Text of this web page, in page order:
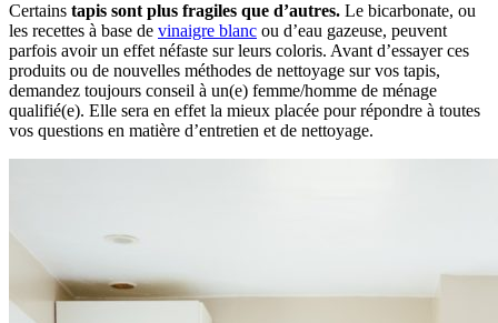
Certains tapis sont plus fragiles que d’autres. Le bicarbonate, ou
les recettes à base de vinaigre blanc ou d’eau gazeuse, peuvent
parfois avoir un effet néfaste sur leurs coloris. Avant d’essayer ces
produits ou de nouvelles méthodes de nettoyage sur vos tapis,
demandez toujours conseil à un(e) femme/homme de ménage
qualifié(e). Elle sera en effet la mieux placée pour répondre à toutes
vos questions en matière d’entretien et de nettoyage.